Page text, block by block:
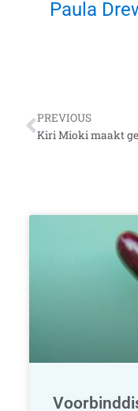
Paula
Vorige
PREVIOUS